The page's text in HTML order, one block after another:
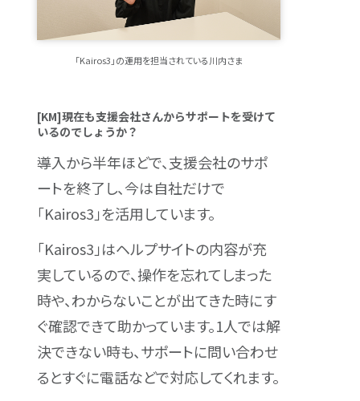
「Kairos3」の運用を担当されている川内さま
[KM]現在も支援会社さんからサポートを受けて
いるのでしょうか？
導入から半年ほどで、支援会社のサポ
ートを終了し、今は自社だけで
「Kairos3」を活用しています。
「Kairos3」はヘルプサイトの内容が充
実しているので、操作を忘れてしまった
時や、わからないことが出てきた時にす
ぐ確認できて助かっています。1人では解
決できない時も、サポートに問い合わせ
るとすぐに電話などで対応してくれます。